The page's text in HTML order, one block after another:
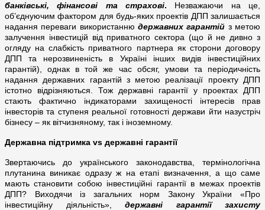
банківські, фінансові та страхові. Незважаючи на це,
об’єднуючим фактором для будь-яких проектів ДПП залишається
надання переваги використанню державних гарантій з метою
залучення інвестицій від приватного сектора (що й не дивно з
огляду на слабкість приватного партнера як сторони договору
ДПП та нерозвиненість в Україні інших видів інвестиційних
гарантій), однак в той же час обсяг, умови та періодичність
надання державних гарантій з метою реалізації проекту ДПП
істотно відрізняються. Тож державні гарантії у проектах ДПП
стають фактично індикаторами захищеності інтересів прав
інвесторів та ступеня реальної готовності держави йти назустріч
бізнесу – як вітчизняному, так і іноземному.
Державна підтримка vs державні гарантії
Звертаючись до українського законодавства, термінологічна
плутанина виникає одразу ж на етапі визначення, а що саме
мають становити собою інвестиційні гарантії в межах проектів
ДПП? Виходячи із загальних норм Закону України «Про
інвестиційну діяльність», державні гарантії захисту